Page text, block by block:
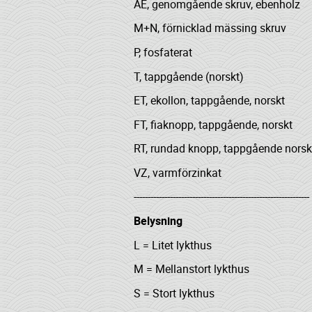
AE, genomgående skruv, ebenholz
M+N, förnicklad mässing skruv
P, fosfaterat
T, tappgående (norskt)
ET, ekollon, tappgående, norskt
FT, fiaknopp, tappgående, norskt
RT, rundad knopp, tappgående
VZ, varmförzinkat
---------------------------------------------------------------
Belysning
L = Litet lykthus
M = Mellanstort lykthus
S = Stort lykthus